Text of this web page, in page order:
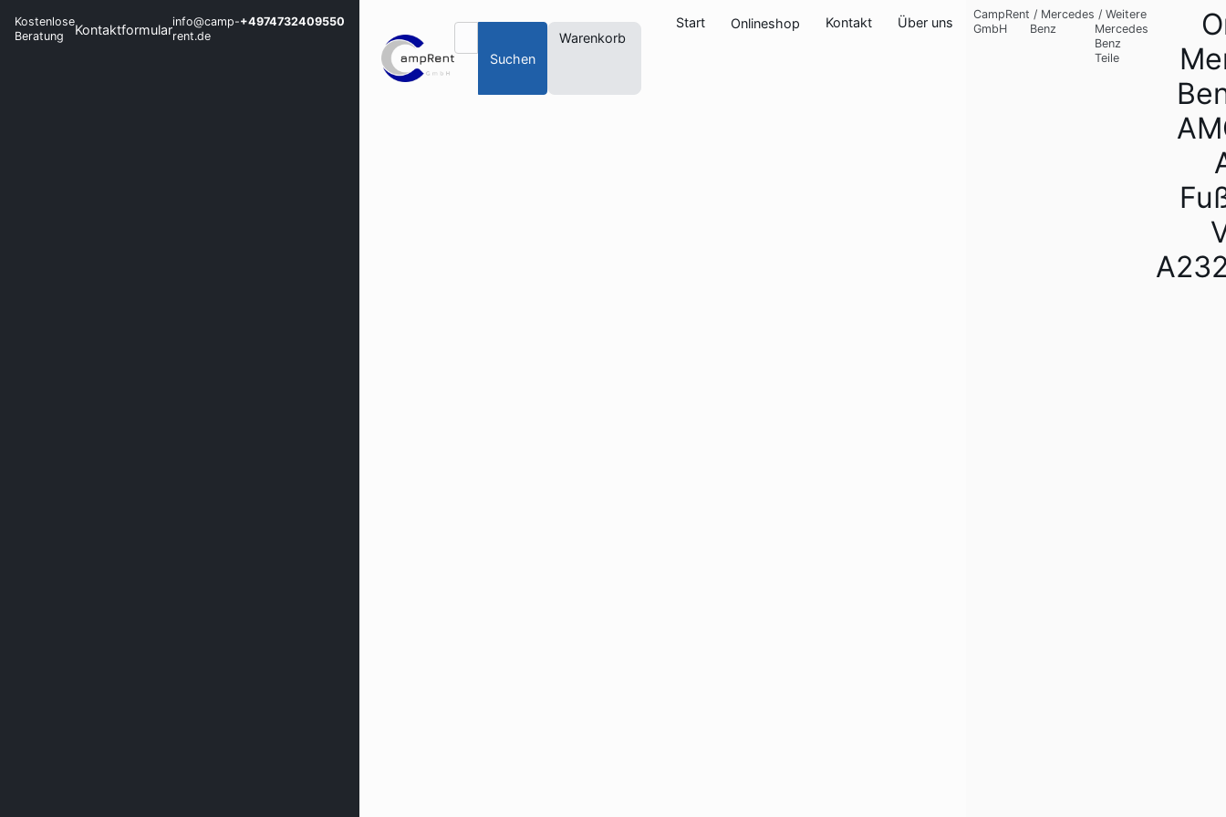
Kostenlose
Beratung
Kontaktformularinfo@camp-
rent.de
+4974732409550
Suchen
Warenkorb
Start Onlineshop Kontakt Über uns
CampRent
GmbH
/ Mercedes
Benz
/ Weitere
Mercedes
Benz
Teile